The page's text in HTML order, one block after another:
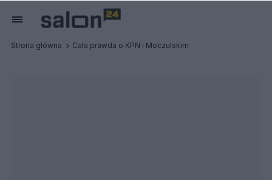
Strona główna Cała prawda o KPN i Moczulskim